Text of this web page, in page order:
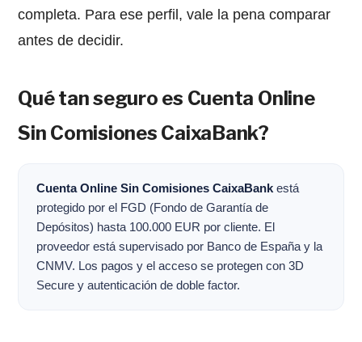
completa. Para ese perfil, vale la pena comparar
antes de decidir.
Qué tan seguro es Cuenta Online
Sin Comisiones CaixaBank?
Cuenta Online Sin Comisiones CaixaBank está
protegido por el FGD (Fondo de Garantía de
Depósitos) hasta 100.000 EUR por cliente. El
proveedor está supervisado por Banco de España y la
CNMV. Los pagos y el acceso se protegen con 3D
Secure y autenticación de doble factor.